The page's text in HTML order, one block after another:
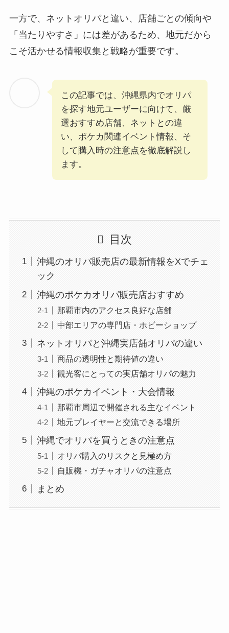
一方で、ネットオリパと違い、店舗ごとの傾向や
「当たりやすさ」には差があるため、地元だから
こそ活かせる情報収集と戦略が重要です。
この記事では、沖縄県内でオリパ
を探す地元ユーザーに向けて、厳
選おすすめ店舗、ネットとの違
い、ポケカ関連イベント情報、そ
して購入時の注意点を徹底解説し
ます。
目次
沖縄のオリパ販売店の最新情報をXでチェ
ック
沖縄のポケカオリパ販売店おすすめ
那覇市内のアクセス良好な店舗
中部エリアの専門店・ホビーショップ
ネットオリパと沖縄実店舗オリパの違い
商品の透明性と期待値の違い
観光客にとっての実店舗オリパの魅力
沖縄のポケカイベント・大会情報
那覇市周辺で開催される主なイベント
地元プレイヤーと交流できる場所
沖縄でオリパを買うときの注意点
オリパ購入のリスクと見極め方
自販機・ガチャオリパの注意点
まとめ